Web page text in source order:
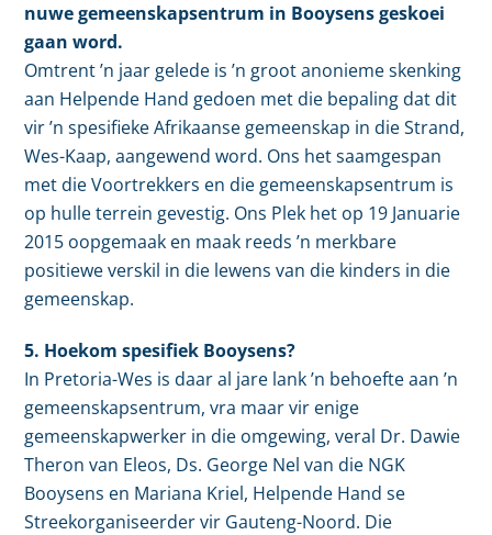
nuwe gemeenskapsentrum in Booysens geskoei
gaan word.
Omtrent ’n jaar gelede is ’n groot anonieme skenking
aan Helpende Hand gedoen met die bepaling dat dit
vir ’n spesifieke Afrikaanse gemeenskap in die Strand,
Wes-Kaap, aangewend word. Ons het saamgespan
met die Voortrekkers en die gemeenskapsentrum is
op hulle terrein gevestig. Ons Plek het op 19 Januarie
2015 oopgemaak en maak reeds ’n merkbare
positiewe verskil in die lewens van die kinders in die
gemeenskap.
5. Hoekom spesifiek Booysens?
In Pretoria-Wes is daar al jare lank ’n behoefte aan ’n
gemeenskapsentrum, vra maar vir enige
gemeenskapwerker in die omgewing, veral Dr. Dawie
Theron van Eleos, Ds. George Nel van die NGK
Booysens en Mariana Kriel, Helpende Hand se
Streekorganiseerder vir Gauteng-Noord. Die